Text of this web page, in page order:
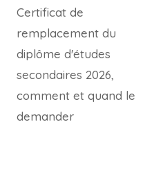
de
l’article
Certificat de
remplacement du
diplôme d'études
secondaires 2026,
comment et quand le
demander